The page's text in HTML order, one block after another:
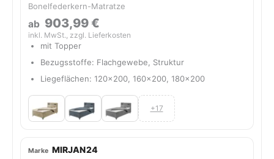
Bonelfederkern-Matratze
ab 903,99 €
inkl. MwSt., zzgl. Lieferkosten
mit Topper
Bezugsstoffe: Flachgewebe, Struktur
Liegeflächen: 120x200, 160x200, 180x200
+17
MIRJAN24